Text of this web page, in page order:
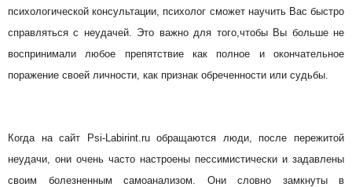
психологической консультации, психолог сможет научить Вас быстро
справляться с неудачей. Это важно для того,чтобы Вы больше не
воспринимали любое препятствие как полное и окончательное
поражение своей личности, как признак обреченности или судьбы.
Когда на сайт Psi-Labirint.ru обращаются люди, после пережитой
неудачи, они очень часто настроены пессимистически и задавлены
своим болезненным самоанализом. Они словно замкнуты в